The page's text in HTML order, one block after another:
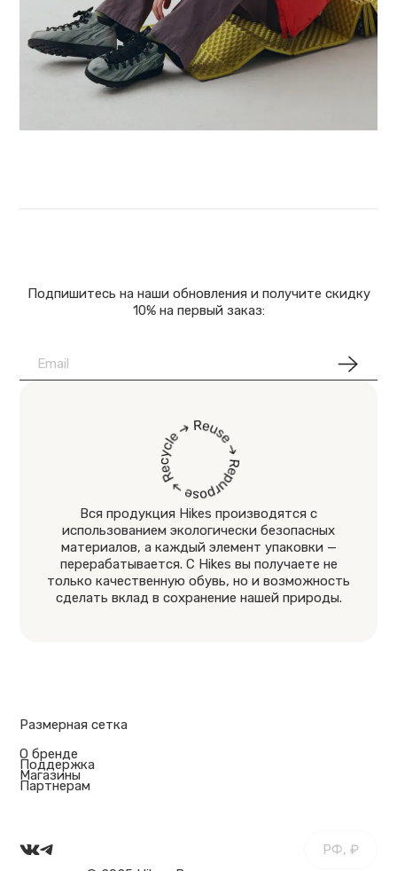
Размерная сетка
О бренде
Поддержка
Магазины
Партнерам
Подпишитесь на наши обновления и получите скидку
10% на первый заказ:
Вся продукция Hikes производятся с
использованием экологически безопасных
материалов, а каждый элемент упаковки —
перерабатывается. С Hikes вы получаете не
только качественную обувь, но и возможность
сделать вклад в сохранение нашей природы.
РФ, ₽